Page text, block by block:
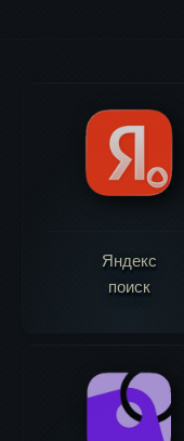
Яндекс
поиск